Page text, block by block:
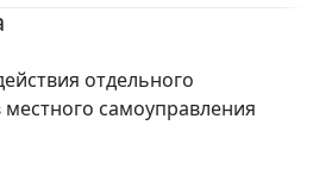
отдельного
самоуправления